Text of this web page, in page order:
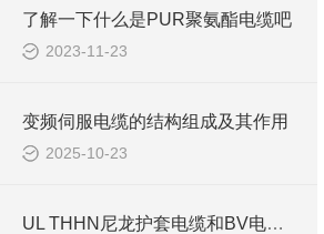
了解一下什么是PUR聚氨酯电缆吧
2023-11-23
变频伺服电缆的结构组成及其作用
2025-10-23
UL THHN尼龙护套电缆和BV电缆相比有什么优势？